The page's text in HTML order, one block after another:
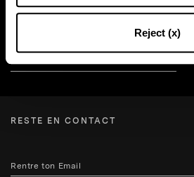
Reject (x)
Trouvez une boutique près de
RESTE EN CONTACT